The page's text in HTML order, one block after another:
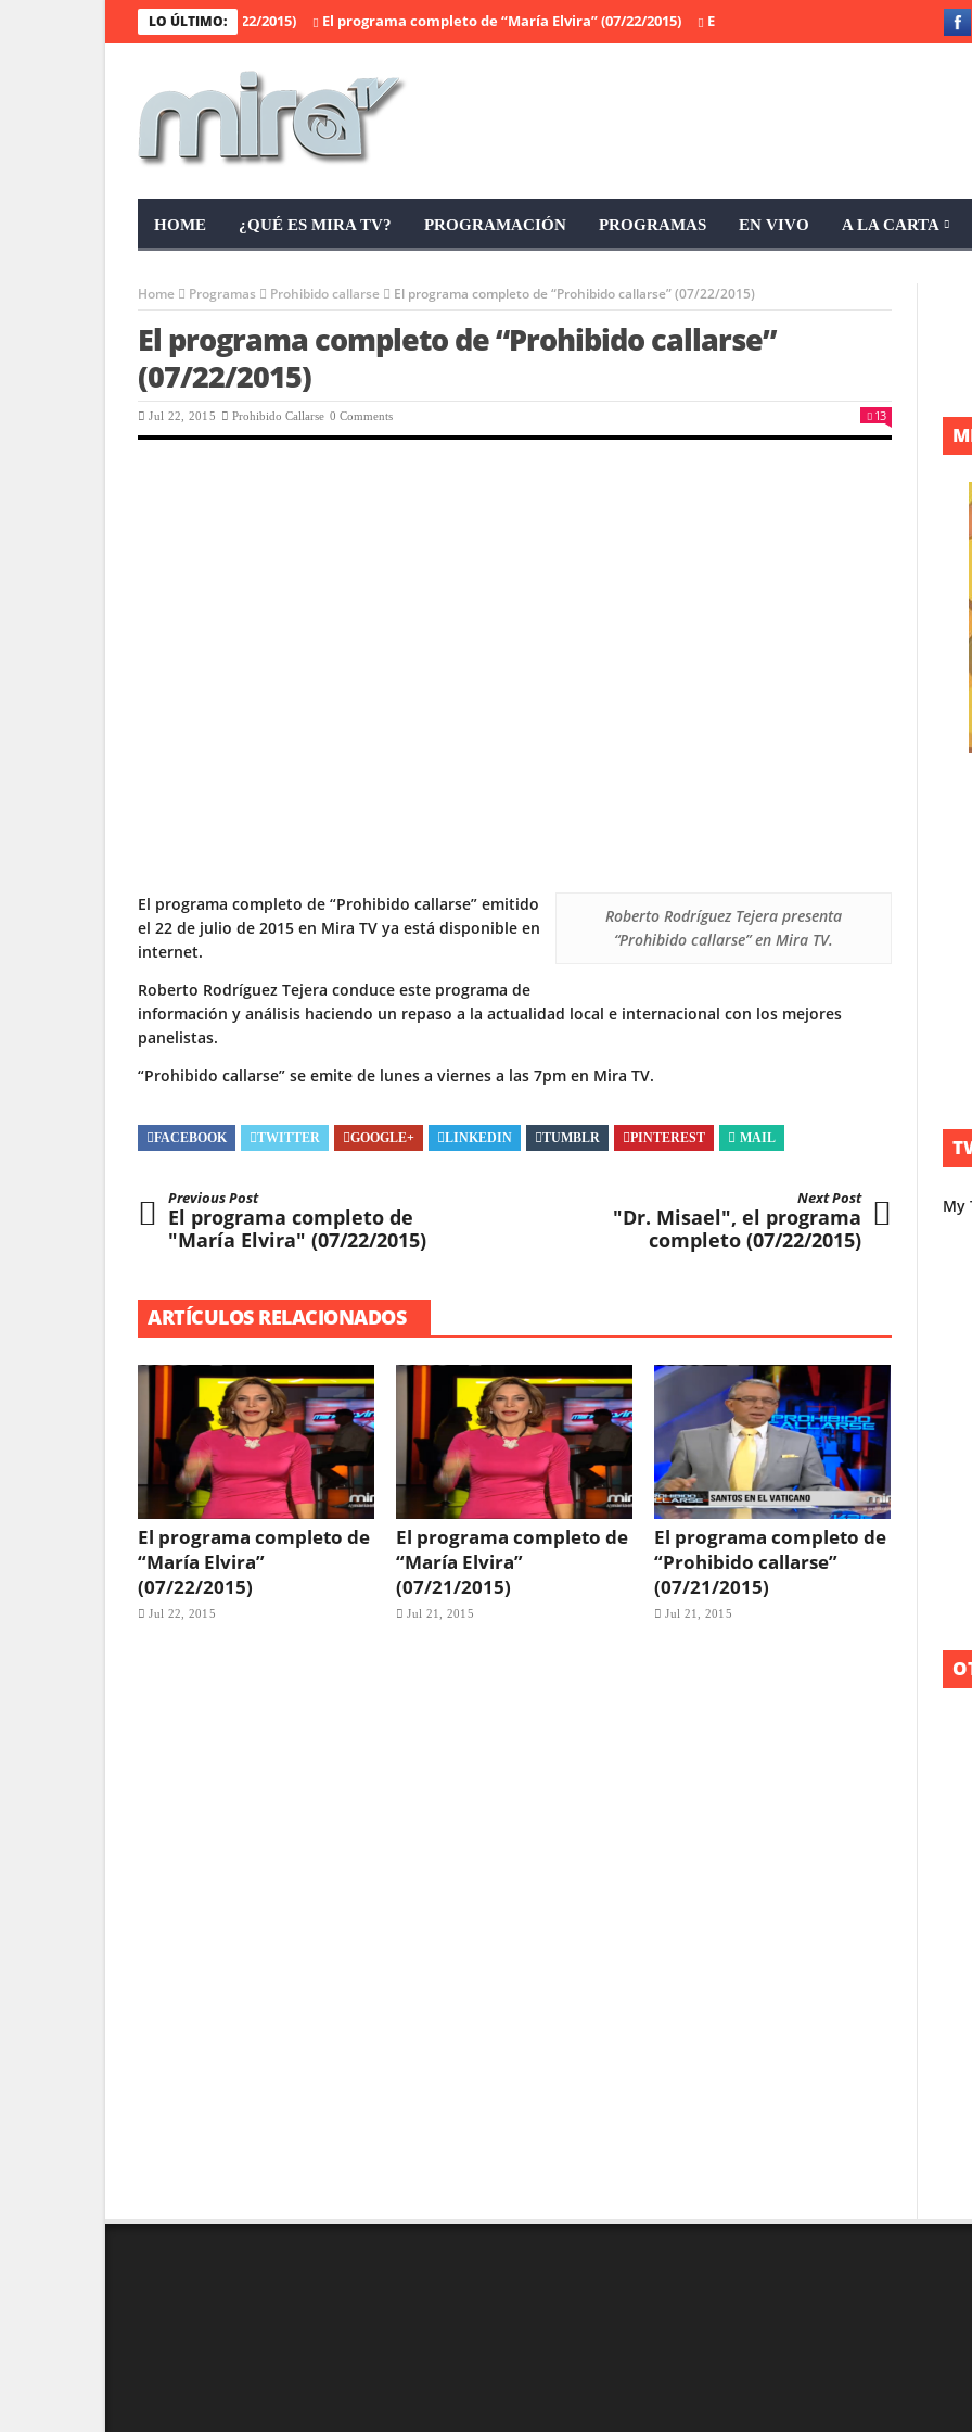
LO ÚLTIMO:
el programa completo (07/22/2015) El programa completo de “María Elvira” (07/22/2015) El programa completo de “Prohibido
HOME ¿QUÉ ES MIRA TV? PROGRAMACIÓN PROGRAMAS EN VIVO A LA CARTA
Home Programas Prohibido callarse El programa completo de “Prohibido callarse” (07/22/2015)
El programa completo de “Prohibido callarse”
(07/22/2015)
Jul 22, 2015 Prohibido Callarse 0 Comments 13
Roberto Rodríguez Tejera presenta
“Prohibido callarse” en Mira TV.
El programa completo de “Prohibido callarse” emitido
el 22 de julio de 2015 en Mira TV ya está disponible en
internet.
Roberto Rodríguez Tejera conduce este programa de
información y análisis haciendo un repaso a la actualidad local e internacional con los mejores
panelistas.
“Prohibido callarse” se emite de lunes a viernes a las 7pm en Mira TV.
FACEBOOK TWITTER GOOGLE+ LINKEDIN TUMBLR PINTEREST MAIL
Previous Post
El programa completo de
"María Elvira" (07/22/2015)
Next Post
"Dr. Misael", el programa
completo (07/22/2015)
ARTÍCULOS RELACIONADOS
El programa completo de
“María Elvira”
(07/22/2015)
Jul 22, 2015
El programa completo de
“María Elvira”
(07/21/2015)
Jul 21, 2015
El programa completo de
“Prohibido callarse”
(07/21/2015)
Jul 21, 2015
My